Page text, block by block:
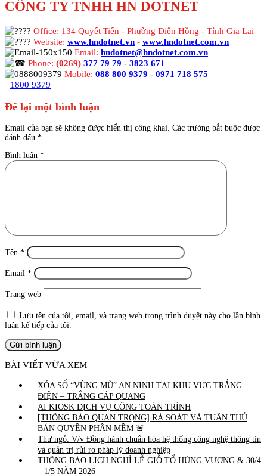
CÔNG TY TNHH HN DOTNET
Office: 134 Quyết Tiến - Phường Diên Hồng - Tỉnh Gia Lai
Website: www.hndotnet.vn - www.hndotnet.com.vn
Email: hndotnet@hndotnet.com.vn
Phone: (0269) 377 79 79 - 3823 671
Mobile: 088 800 9379 - 0971 718 575
1800 9379
Để lại một bình luận
Email của bạn sẽ không được hiển thị công khai. Các trường bắt buộc được
đánh dấu *
Bình luận *
Tên *
Email *
Trang web
Lưu tên của tôi, email, và trang web trong trình duyệt này cho lần bình
luận kế tiếp của tôi.
BÀI VIẾT VỪA XEM
XÓA SỔ “VÙNG MÙ” AN NINH TẠI KHU VỰC TRẮNG
ĐIỆN – TRẮNG CÁP QUANG
AI KIOSK DỊCH VỤ CÔNG TOÀN TRÌNH
[THÔNG BÁO QUAN TRỌNG] RÀ SOÁT VÀ TUÂN THỦ
BẢN QUYỀN PHẦN MỀM 🚨
Thư ngỏ: V/v Đồng hành chuẩn hóa hệ thống công nghệ thông tin
và quản trị rủi ro pháp lý doanh nghiệp
THÔNG BÁO LỊCH NGHỈ LỄ GIỖ TỔ HÙNG VƯƠNG & 30/4
– 1/5 NĂM 2026